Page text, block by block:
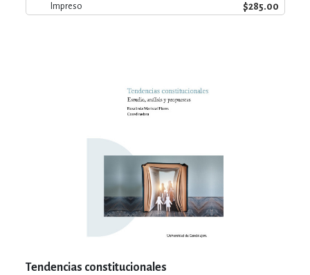
Impreso $285.00
Tendencias constitucionales